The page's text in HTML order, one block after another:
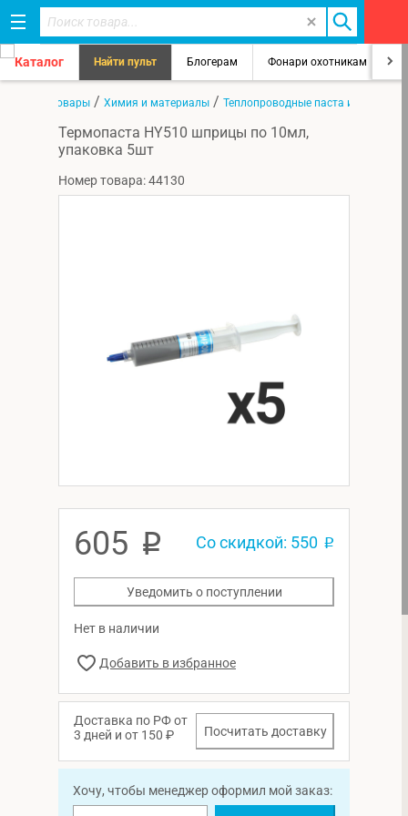
Каталог Найти пульт Блогерам Фонари охотникам
Все товары / Химия и материалы / Теплопроводные паста и
Термопаста HY510 шприцы по 10мл,
упаковка 5шт
Номер товара: 44130
605 p Со скидкой: 550 p
Уведомить о поступлении
Нет в наличии
Доставка по РФ от
3 дней и от 150 ₽
Посчитать доставку
Хочу, чтобы менеджер оформил мой заказ: